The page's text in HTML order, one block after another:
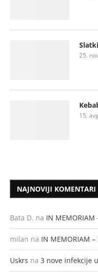
25.
15.
NAJNOVIJI KOMENTARI
Bata D. na IN
milan na IN MEMORIAM
Uskrs na 3 nove infekcije